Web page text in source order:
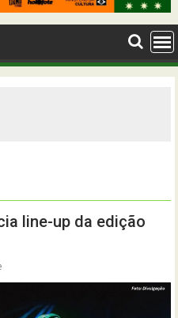
line-up da edição